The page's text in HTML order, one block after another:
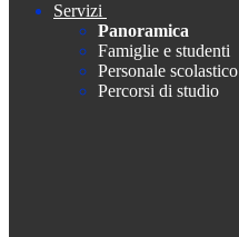
Servizi
Panoramica
Famiglie e studenti
Personale scolastico
Percorsi di studio